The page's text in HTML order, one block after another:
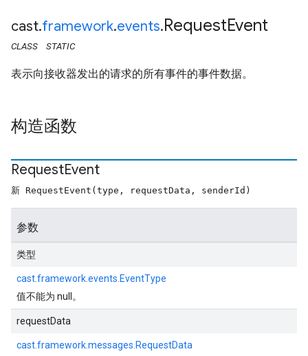
cast.framework.events.RequestEvent
CLASS STATIC
表示向接收器发出的请求的所有事件的事件数据。
构造函数
RequestEvent
新 RequestEvent(type, requestData, senderId)
参数
类型
cast.framework.events.EventType
值不能为 null。
requestData
cast.framework.messages.RequestData